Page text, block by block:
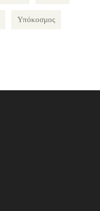
Υπόκοσμος